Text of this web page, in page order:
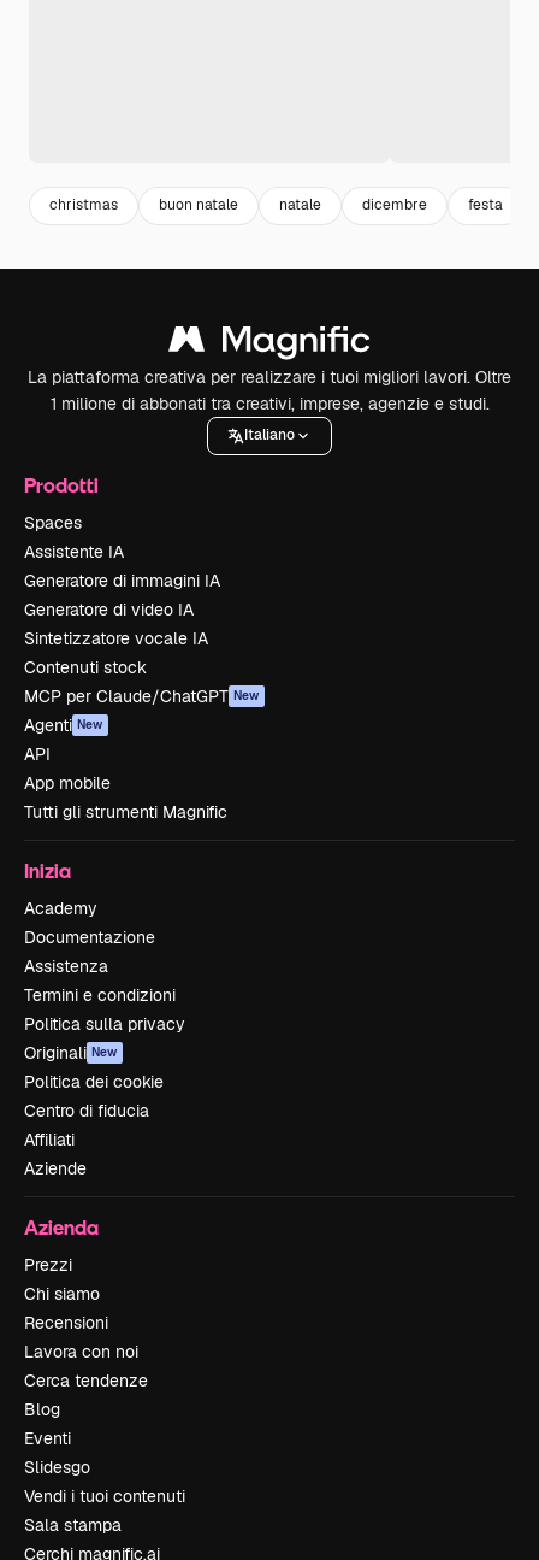
christmas buon natale natale dicembre festa
La piattaforma creativa per realizzare i tuoi migliori lavori. Oltre
1 milione di abbonati tra creativi, imprese, agenzie e studi.
Italiano
Prodotti
Spaces
Assistente IA
Generatore di immagini IA
Generatore di video IA
Sintetizzatore vocale IA
Contenuti stock
MCP per Claude/ChatGPT New
Agenti New
API
App mobile
Tutti gli strumenti Magnific
Inizia
Academy
Documentazione
Assistenza
Termini e condizioni
Politica sulla privacy
Originali New
Politica dei cookie
Centro di fiducia
Affiliati
Aziende
Azienda
Prezzi
Chi siamo
Recensioni
Lavora con noi
Cerca tendenze
Blog
Eventi
Slidesgo
Vendi i tuoi contenuti
Sala stampa
Cerchi magnific.ai